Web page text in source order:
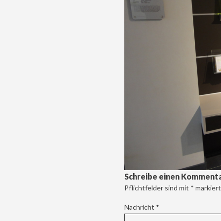
Schreibe einen
Pflichtfelder sind mit *
Nachricht *